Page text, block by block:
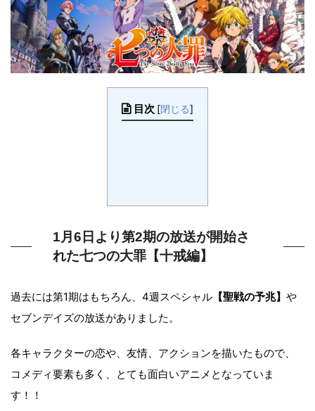
目次 [閉じる]
1月6日より第2期の放送が開始さ
れた七つの大罪【十戒編】
過去には第1期はもちろん、4週スペシャル 【聖戦の予兆】 や
セブンデイズの放送がありました。
各キャラクターの恋や、友情、アクションを描いたもので、
コメディ要素も多く、とても面白いアニメとなっていま
す！！